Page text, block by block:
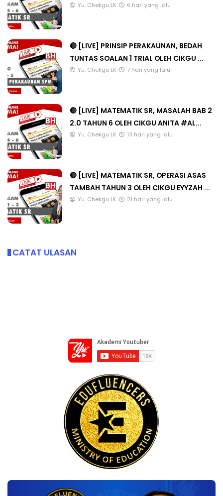
Yu. Chekgu LK 6 hari yang lalu
🔴 [LIVE] PRINSIP PERAKAUNAN, BEDAH
TUNTAS SOALAN 1 TRIAL OLEH CIKGU ...
Yu. Chekgu LK 7 hari yang lalu
🔴 [LIVE] MATEMATIK SR, MASALAH BAB 2
2.0 TAHUN 6 OLEH CIKGU ANITA #AL...
Yu. Chekgu LK 13 hari yang lalu
🔴 [LIVE] MATEMATIK SR, OPERASI ASAS
TAMBAH TAHUN 3 OLEH CIKGU EYYZAH ...
Yu. Chekgu LK 21 hari yang lalu
CATAT ULASAN